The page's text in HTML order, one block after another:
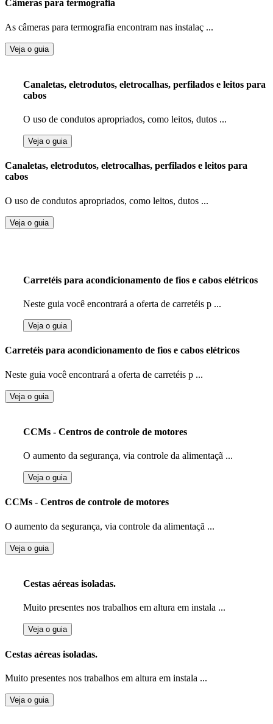
Câmeras para termografia
As câmeras para termografia encontram nas instalaç ...
Veja o guia
Canaletas, eletrodutos, eletrocalhas, perfilados e leitos para
cabos
O uso de condutos apropriados, como leitos, dutos ...
Veja o guia
Canaletas, eletrodutos, eletrocalhas, perfilados e leitos para
cabos
O uso de condutos apropriados, como leitos, dutos ...
Veja o guia
Carretéis para acondicionamento de fios e cabos elétricos
Neste guia você encontrará a oferta de carretéis p ...
Veja o guia
Carretéis para acondicionamento de fios e cabos elétricos
Neste guia você encontrará a oferta de carretéis p ...
Veja o guia
CCMs - Centros de controle de motores
O aumento da segurança, via controle da alimentaçã ...
Veja o guia
CCMs - Centros de controle de motores
O aumento da segurança, via controle da alimentaçã ...
Veja o guia
Cestas aéreas isoladas.
Muito presentes nos trabalhos em altura em instala ...
Veja o guia
Cestas aéreas isoladas.
Muito presentes nos trabalhos em altura em instala ...
Veja o guia